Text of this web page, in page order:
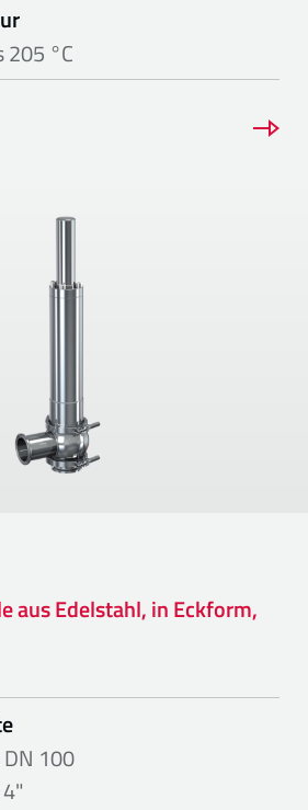
205 °C
aus Edelstahl, in Eckform,
100